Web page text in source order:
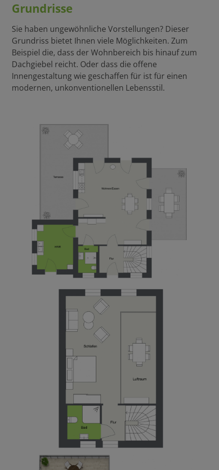
Grundrisse
Sie haben ungewöhnliche Vorstellungen? Dieser
Grundriss bietet Ihnen viele Möglichkeiten. Zum
Beispiel die, dass der Wohnbereich bis hinauf zum
Dachgiebel reicht. Oder dass die offene
Innengestaltung wie geschaffen für ist für einen
modernen, unkonventionellen Lebensstil.